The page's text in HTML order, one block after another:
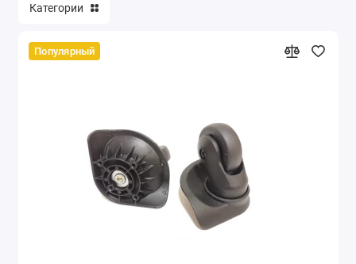
Категории
Популярный